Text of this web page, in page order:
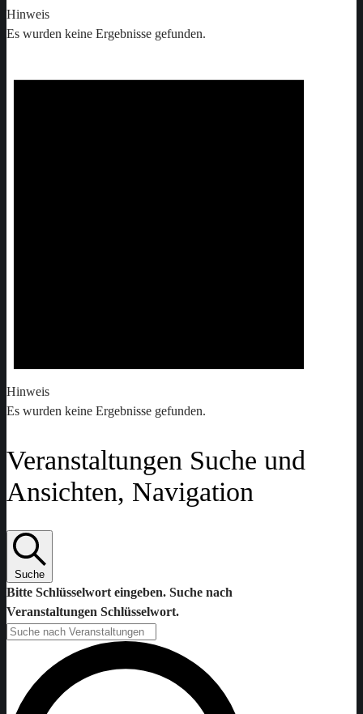
Hinweis
Es wurden keine Ergebnisse gefunden.
Hinweis
Es wurden keine Ergebnisse gefunden.
Veranstaltungen Suche und
Ansichten, Navigation
Suche
Bitte Schlüsselwort eingeben. Suche nach
Veranstaltungen Schlüsselwort.